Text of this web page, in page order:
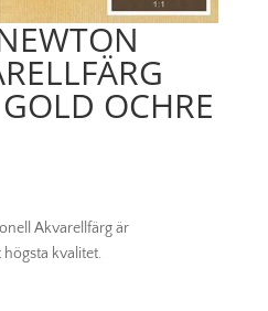
OCHRE
Akvarellfärg är
kvalitet.